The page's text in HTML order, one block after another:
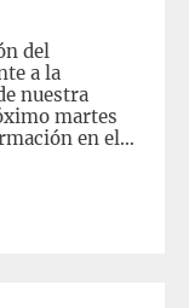
del
a la
nuestra
martes
en el
a
del día: –